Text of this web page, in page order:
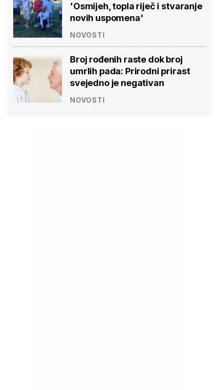
'Osmijeh, topla riječ i stvaranje
novih uspomena'
NOVOSTI
Broj rođenih raste dok broj
umrlih pada: Prirodni prirast
svejedno je negativan
NOVOSTI